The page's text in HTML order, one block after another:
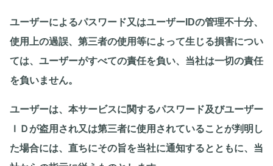
ユーザーによるパスワード又はユーザーIDの管理不十分、
使用上の過誤、第三者の使用等によって生じる損害につい
ては、ユーザーがすべての責任を負い、当社は一切の責任
を負いません。
ユーザーは、本サービスに関するパスワード及びユーザー
ＩＤが盗用され又は第三者に使用されていることが判明し
た場合には、直ちにその旨を当社に通知するとともに、当